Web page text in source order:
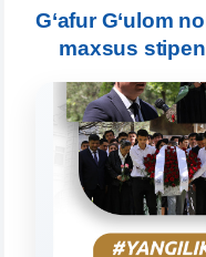
G‘afur G‘ulom
maxsus
chatiga xush kelibsiz.
chatda qoldiring.
Mavzuni tanlang —
savollar chiqadi:
1. Hujjatlar (bakalavr) (5)